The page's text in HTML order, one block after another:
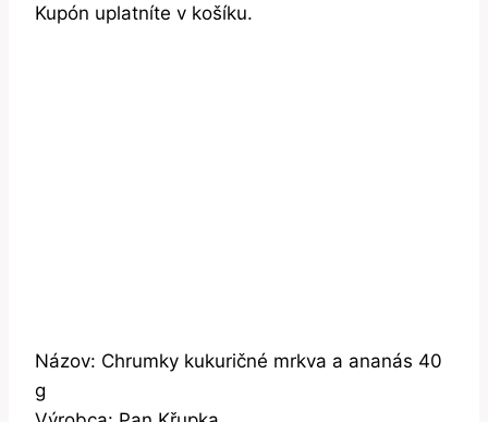
Kupón uplatníte v košíku.
Názov: Chrumky kukuričné mrkva a ananás 40
g